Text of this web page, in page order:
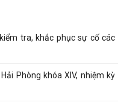
tra, khắc phục sự cố các
Phòng khóa XIV, nhiệm kỳ